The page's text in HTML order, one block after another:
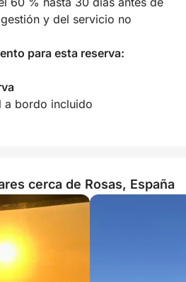
y del servicio no
para esta reserva:
a bordo incluido
cerca de Rosas, España